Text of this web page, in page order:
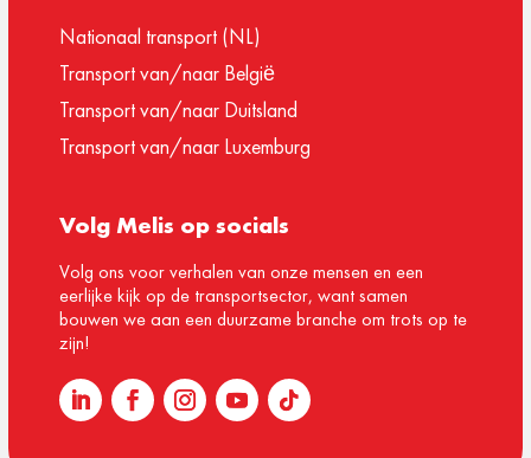
Nationaal transport (NL)
Transport van/naar België
Transport van/naar Duitsland
Transport van/naar Luxemburg
Volg Melis op socials
Volg ons voor verhalen van onze mensen en een
eerlijke kijk op de transportsector, want samen
bouwen we aan een duurzame branche om trots op te
zijn!